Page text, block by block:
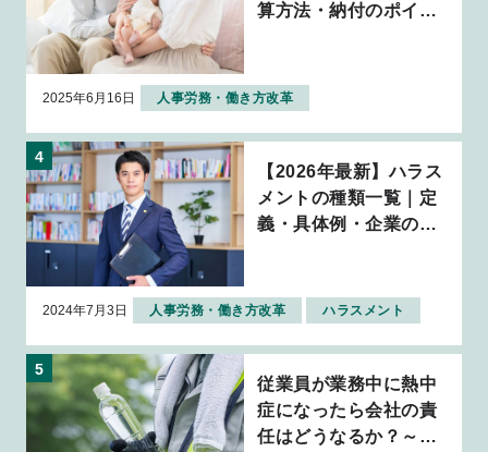
算方法・納付のポイン
2025年6月16日 人事労務・働き方改革
【2026年最新】ハラス
メントの種類一覧｜定
義・具体例・企業の対
2024年7月3日 人事労務・働き方改革 ハラスメント
従業員が業務中に熱中
症になったら会社の責
任はどうなるか？～判